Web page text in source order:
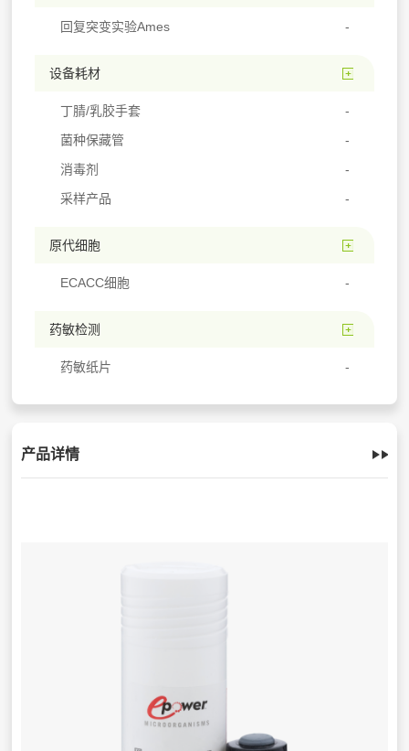
回复突变实验Ames
设备耗材
丁腈/乳胶手套
菌种保藏管
消毒剂
采样产品
原代细胞
ECACC细胞
药敏检测
药敏纸片
产品详情